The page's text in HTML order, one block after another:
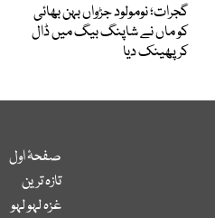
گجرات؛ نومولود جڑواں بہن بھائی
کو ماں نے شاپنگ بیگ میں ڈال
کر پھینک دیا
صفحۂ اول
تازہ ترین
غزہ لہو لہو